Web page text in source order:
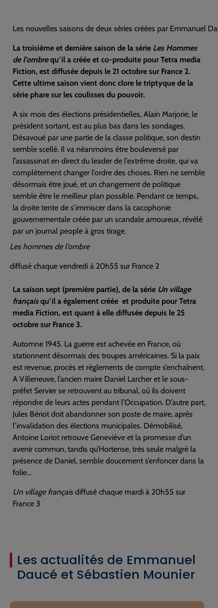
Les nouvelles saisons de deux séries créées par Emmanuel
La troisième et dernière saison de la série Les Hommes
de l’ombrequ’il a créée et co-produite pour Tetra media
Fiction, est diffusée depuis le 21 octobre sur France 2.
Cette ultime saison vient donc clore le triptyque de la
série phare sur les coulisses du pouvoir.
A six mois des élections présidentielles, Alain Marjorie, le
président sortant, est au plus bas dans les sondages.
Désavoué par une partie de la classe politique, son destin
semble scellé. Il va néanmoins être bouleversé par
l’assassinat en direct du leader de l’extrême droite, qui va
complètement changer l’ordre des choses. Rien ne semble
désormais être joué, et un changement de politique
semble être le meilleur plan possible. Pendant ce temps,
la droite tente de s’immiscer dans la cacophonie
gouvernementale créée par un scandale amoureux, révélé
par un journal people à gros tirage.
Les hommes de l’ombre
diffusé chaque vendredi à 20h55 sur France 2
La saison sept (première partie), de la série Un village
françaisqu’il a également créée et produite pour Tetra
media Fiction, est quant à elle diffusée depuis le 25
octobre sur France 3.
Automne 1945. La guerre est achevée en France, où
stationnent désormais des troupes américaines. Si la paix
est revenue, procès et règlements de compte s’enchaînent.
A Villeneuve, l’ancien maire Daniel Larcher et le sous-
préfet Servier se retrouvent au tribunal, où ils doivent
répondre de leurs actes pendant l’Occupation. D’autre part,
Jules Bériot doit abandonner son poste de maire, après
l’invalidation des élections municipales. Démobilisé,
Antoine Loriot retrouve Geneviève et la promesse d’un
avenir commun, tandis qu’Hortense, très seule malgré la
présence de Daniel, semble doucement s’enfoncer dans la
folie…
Un village françaisdiffusé chaque mardi à 20h55 sur
France 3
Les actualités de Emmanuel
Daucé et Sébastien Mounier